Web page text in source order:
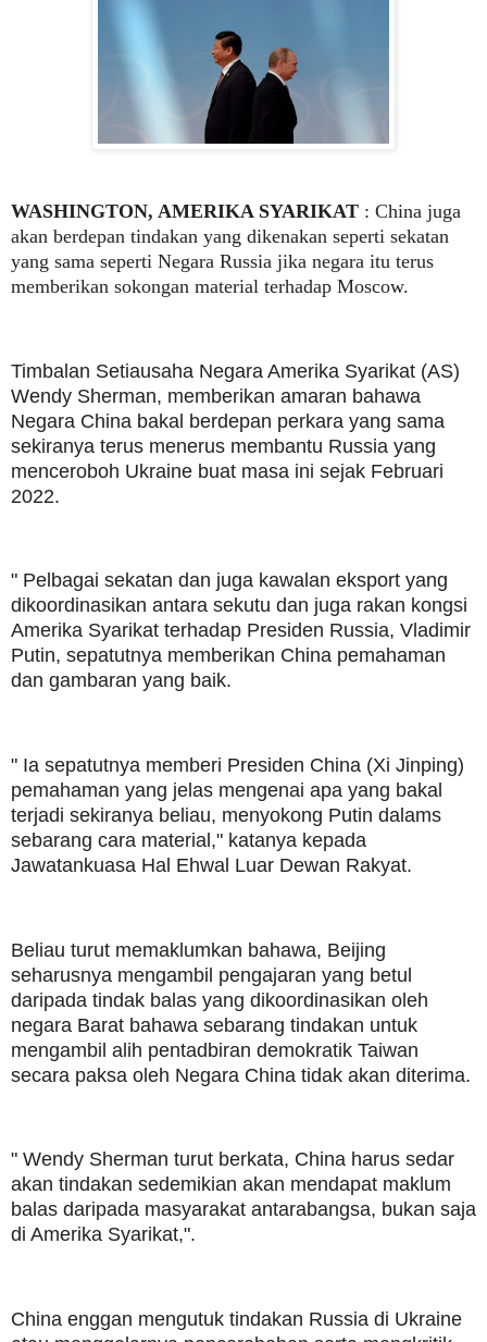
WASHINGTON, AMERIKA SYARIKAT : China juga
akan berdepan tindakan yang dikenakan seperti sekatan
yang sama seperti Negara Russia jika negara itu terus
memberikan sokongan material terhadap Moscow.
Timbalan Setiausaha Negara Amerika Syarikat (AS)
Wendy Sherman, memberikan amaran bahawa
Negara China bakal berdepan perkara yang sama
sekiranya terus menerus membantu Russia yang
menceroboh Ukraine buat masa ini sejak Februari
2022.
" Pelbagai sekatan dan juga kawalan eksport yang
dikoordinasikan antara sekutu dan juga rakan kongsi
Amerika Syarikat terhadap Presiden Russia, Vladimir
Putin, sepatutnya memberikan China pemahaman
dan gambaran yang baik.
" Ia sepatutnya memberi Presiden China (Xi Jinping)
pemahaman yang jelas mengenai apa yang bakal
terjadi sekiranya beliau, menyokong Putin dalams
sebarang cara material," katanya kepada
Jawatankuasa Hal Ehwal Luar Dewan Rakyat.
Beliau turut memaklumkan bahawa, Beijing
seharusnya mengambil pengajaran yang betul
daripada tindak balas yang dikoordinasikan oleh
negara Barat bahawa sebarang tindakan untuk
mengambil alih pentadbiran demokratik Taiwan
secara paksa oleh Negara China tidak akan diterima.
" Wendy Sherman turut berkata, China harus sedar
akan tindakan sedemikian akan mendapat maklum
balas daripada masyarakat antarabangsa, bukan saja
di Amerika Syarikat,".
China enggan mengutuk tindakan Russia di Ukraine